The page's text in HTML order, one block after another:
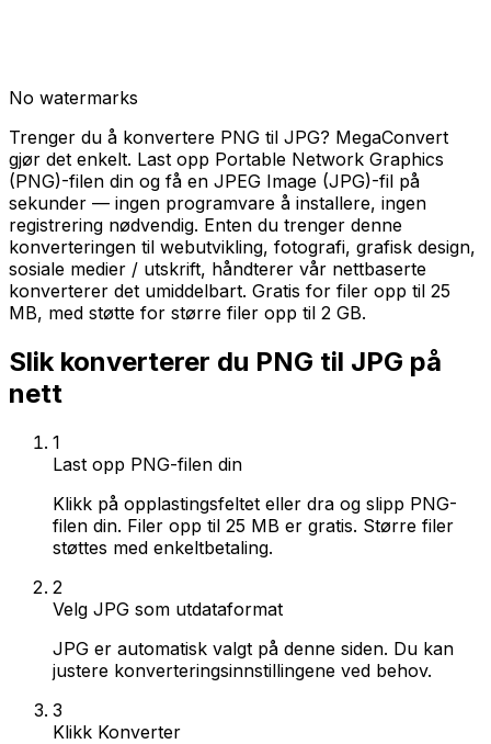
No watermarks
Trenger du å konvertere PNG til JPG? MegaConvert
gjør det enkelt. Last opp Portable Network Graphics
(PNG)-filen din og få en JPEG Image (JPG)-fil på
sekunder — ingen programvare å installere, ingen
registrering nødvendig. Enten du trenger denne
konverteringen til webutvikling, fotografi, grafisk design,
sosiale medier / utskrift, håndterer vår nettbaserte
konverterer det umiddelbart. Gratis for filer opp til 25
MB, med støtte for større filer opp til 2 GB.
Slik konverterer du PNG til JPG på
nett
1
Last opp PNG-filen din
Klikk på opplastingsfeltet eller dra og slipp PNG-
filen din. Filer opp til 25 MB er gratis. Større filer
støttes med enkeltbetaling.
2
Velg JPG som utdataformat
JPG er automatisk valgt på denne siden. Du kan
justere konverteringsinnstillingene ved behov.
3
Klikk Konverter